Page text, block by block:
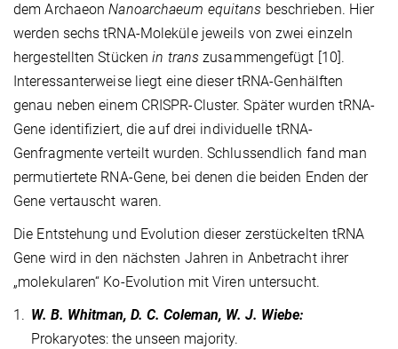
dem ArchaeonNanoarchaeum equitans beschrieben. Hier
werden sechs tRNA-Moleküle jeweils von zwei einzeln
hergestellten Stückenin transzusammengefügt [10].
Interessanterweise liegt eine dieser tRNA-Genhälften
genau neben einem CRISPR-Cluster. Später wurden tRNA-
Gene identifiziert, die auf drei individuelle tRNA-
Genfragmente verteilt wurden. Schlussendlich fand man
permutiertete RNA-Gene, bei denen die beiden Enden der
Gene vertauscht waren.
Die Entstehung und Evolution dieser zerstückelten tRNA
Gene wird in den nächsten Jahren in Anbetracht ihrer
„molekularen“ Ko-Evolution mit Viren untersucht.
1. W. B. Whitman, D. C. Coleman, W. J. Wiebe:
Prokaryotes: the unseen majority.